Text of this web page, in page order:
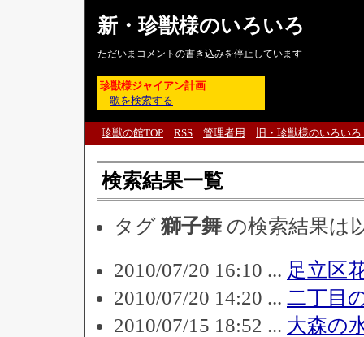
新・珍獣様のいろいろ
ただいまコメントの書き込みを停止しています
珍獣様ジャイアン計画
歌を検索する
珍獣の館TOP RSS 管理者用 旧・珍獣様のいろい
検索結果一覧
タグ 獅子舞 の検索結果は
2010/07/20 16:10 ... 足立区
2010/07/20 14:20 ... 二丁目
2010/07/15 18:52 ... 大森の